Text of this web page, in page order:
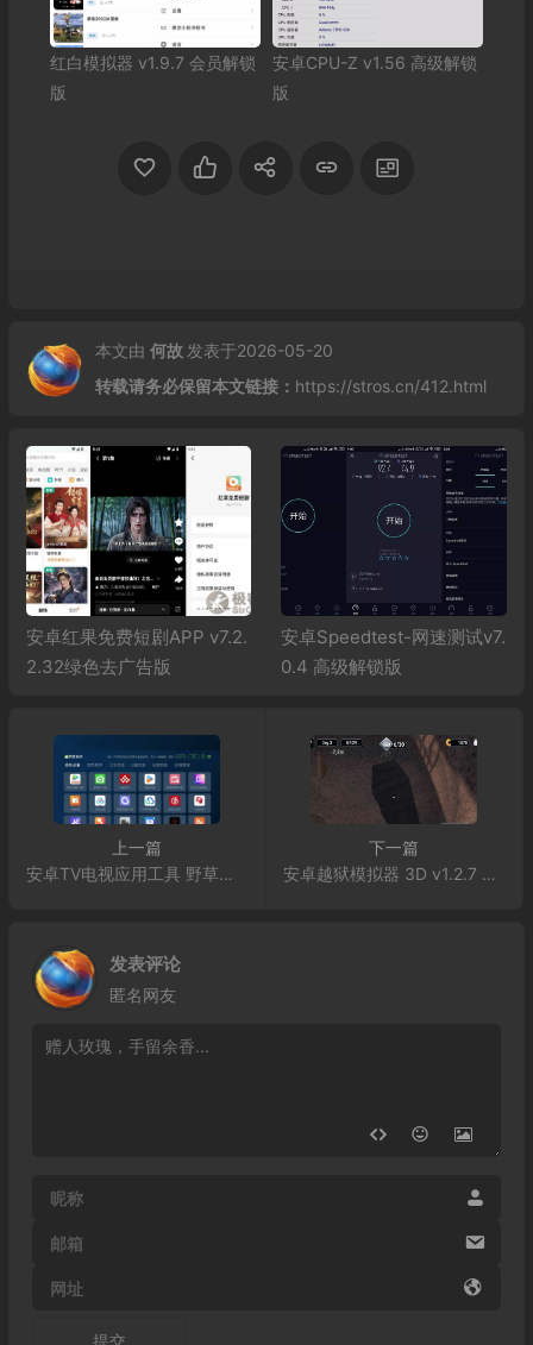
红白模拟器 v1.9.7 会员解锁
版
安卓CPU-Z v1.56 高级解锁
版
本文由 何故 发表于2026-05-20
转载请务必保留本文链接： https://stros.cn/412.html
安卓红果免费短剧APP v7.2.
2.32绿色去广告版
安卓Speedtest-网速测试v7.
0.4 高级解锁版
上一篇
安卓TV电视应用工具 野草助手 v2.4.2
下一篇
安卓越狱模拟器 3D v1.2.7 无限金钱
发表评论
匿名网友
昵称
邮箱
网址
提交